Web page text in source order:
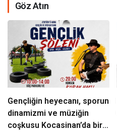
Göz Atın
Gençliğin heyecanı, sporun
dinamizmi ve müziğin
coşkusu Kocasinan’da bir